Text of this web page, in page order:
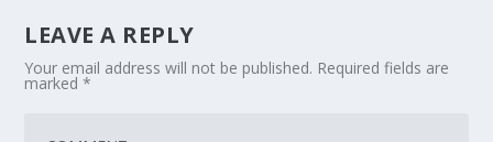
LEAVE A REPLY
Your email address will not be published. Required fields are
marked*